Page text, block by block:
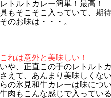
レトルトカレー簡単！最高！
具もそこそこ入っていて、期待
そのお味は・・・。
これは意外と美味しい！
いや、正直この手のレトルト
さえて、あんまり美味しくな
らの氷見和牛カレーは味につ
牛肉もこんな感じで入ってい